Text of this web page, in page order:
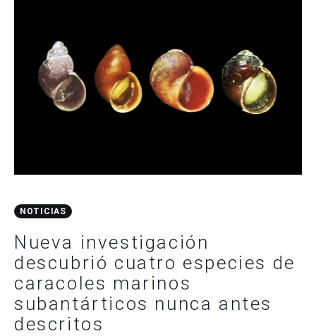
NOTICIAS
Nueva investigación
descubrió cuatro especies de
caracoles marinos
subantárticos nunca antes
descritos